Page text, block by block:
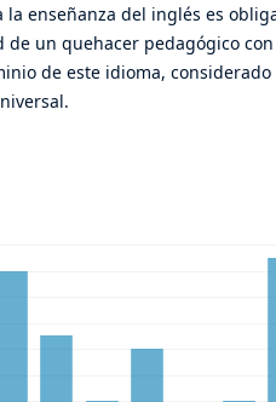
la enseñanza del inglés es
de un quehacer pedagógico
de este idioma, considerado